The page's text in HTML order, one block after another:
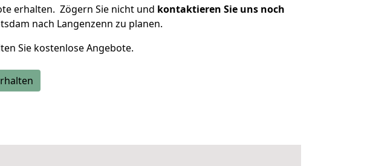
erhalten. Zögern Sie nicht und kontaktieren Sie uns noch
nach Langenzenn zu planen.
Sie kostenlose Angebote.